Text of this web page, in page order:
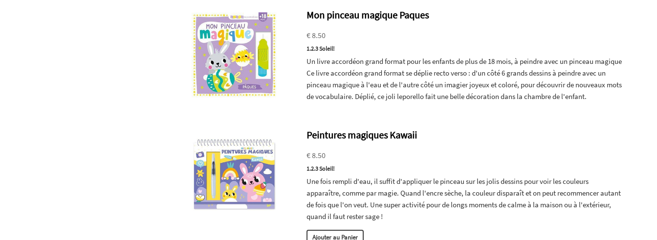
Mon pinceau magique Paques
€ 8.50
1.2.3 Soleil!
Un livre accordéon grand format pour les enfants de plus de 18 mois, à peindre avec un pinceau magique
Ce livre accordéon grand format se déplie recto verso : d'un côté 6 grands dessins à peindre avec un
pinceau magique à l'eau et de l'autre côté un imagier joyeux et coloré, pour découvrir de nouveaux mots
de vocabulaire. Déplié, ce joli leporello fait une belle décoration dans la chambre de l'enfant.
Peintures magiques Kawaii
€ 8.50
1.2.3 Soleil!
Une fois rempli d'eau, il suffit d'appliquer le pinceau sur les jolis dessins pour voir les couleurs
apparaître, comme par magie. Quand l'encre sèche, la couleur disparaît et on peut recommencer autant
de fois que l'on veut. Une super activité pour de longs moments de calme à la maison ou à l'extérieur,
quand il faut rester sage !
Ajouter au Panier